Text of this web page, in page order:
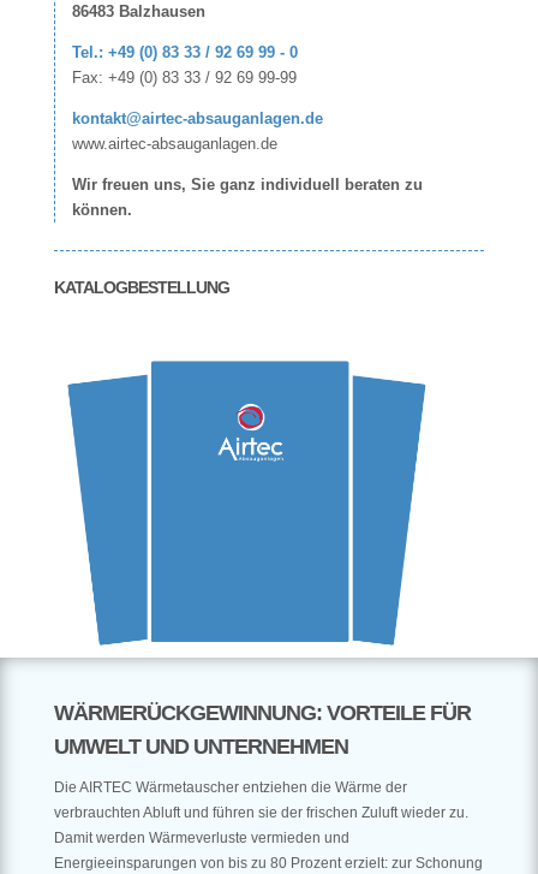
86483 Balzhausen
Tel.: +49 (0) 83 33 / 92 69 99 - 0
Fax: +49 (0) 83 33 / 92 69 99-99
kontakt@airtec-absauganlagen.de
www.airtec-absauganlagen.de
Wir freuen uns, Sie ganz individuell beraten zu
können.
KATALOGBESTELLUNG
WÄRMERÜCKGEWINNUNG: VORTEILE FÜR
UMWELT UND UNTERNEHMEN
Die AIRTEC Wärmetauscher entziehen die Wärme der
verbrauchten Abluft und führen sie der frischen Zuluft wieder zu.
Damit werden Wärmeverluste vermieden und
Energieeinsparungen von bis zu 80 Prozent erzielt: zur Schonung